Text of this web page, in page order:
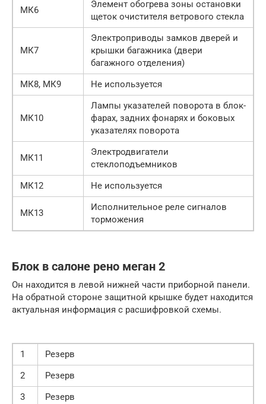
МК6
Элемент обогрева зоны остановки
щеток очистителя ветрового стекла
МК7
Электроприводы замков дверей и
крышки багажника (двери
багажного отделения)
МК8, МК9
Не используется
МК10
Лампы указателей поворота в блок-
фарах, задних фонарях и боковых
указателях поворота
МК11
Электродвигатели
стеклоподъемников
МК12
Не используется
МК13
Исполнительное реле сигналов
торможения
Блок в салоне рено меган 2
Он находится в левой нижней части приборной панели.
На обратной стороне защитной крышке будет находится
актуальная информация с расшифровкой схемы.
1
Резерв
2
Резерв
3
Резерв